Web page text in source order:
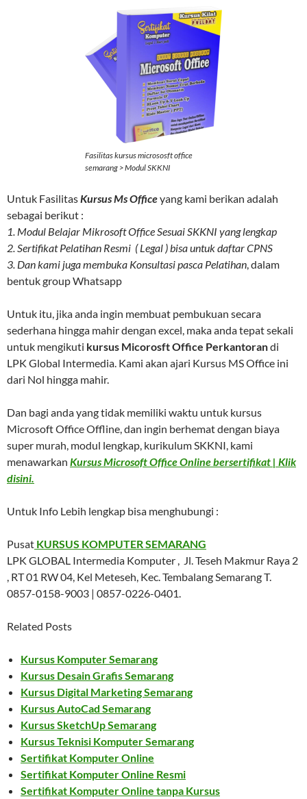
Fasilitas kursus micrososft office
semarang > Modul SKKNI
Untuk FasilitasKursus Ms Officeyang kami berikan adalah
sebagai berikut :
1. Modul Belajar Mikrosoft Office Sesuai SKKNI yang lengkap
2. Sertifikat Pelatihan Resmi ( Legal ) bisa untuk daftar CPNS
3. Dan kami juga membuka Konsultasi pasca Pelatihan, dalam
bentuk group Whatsapp
Untuk itu, jika anda ingin membuat pembukuan secara
sederhana hingga mahir dengan excel, maka anda tepat sekali
untuk mengikuti kursus Micorosft Office Perkantorandi
LPK Global Intermedia. Kami akan ajari Kursus MS Office ini
dari Nol hingga mahir.
Dan bagi anda yang tidak memiliki waktu untuk kursus
Microsoft Office Offline, dan ingin berhemat dengan biaya
super murah, modul lengkap, kurikulum SKKNI, kami
menawarkan Kursus Microsoft Office Online bersertifikat | Klik
disini.
Untuk Info Lebih lengkap bisa menghubungi :
Pusat KURSUS KOMPUTER SEMARANG
LPK GLOBAL Intermedia Komputer , Jl. Teseh Makmur Raya 2
, RT 01 RW 04, Kel Meteseh, Kec. Tembalang Semarang T.
0857-0158-9003 | 0857-0226-0401.
Related Posts
Kursus Komputer Semarang
Kursus Desain Grafis Semarang
Kursus Digital Marketing Semarang
Kursus AutoCad Semarang
Kursus SketchUp Semarang
Kursus Teknisi Komputer Semarang
Sertifikat Komputer Online
Sertifikat Komputer Online Resmi
Sertifikat Komputer Online tanpa Kursus